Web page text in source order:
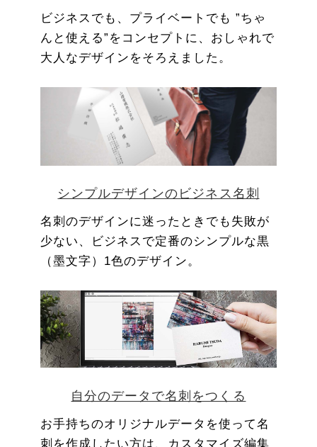
ビジネスでも、プライベートでも ”ちゃ
んと使える”をコンセプトに、おしゃれで
大人なデザインをそろえました。
シンプルデザインのビジネス名刺
名刺のデザインに迷ったときでも失敗が
少ない、ビジネスで定番のシンプルな黒
（墨文字）1色のデザイン。
自分のデータで名刺をつくる
お手持ちのオリジナルデータを使って名
刺を作成したい方は、カスタマイズ編集